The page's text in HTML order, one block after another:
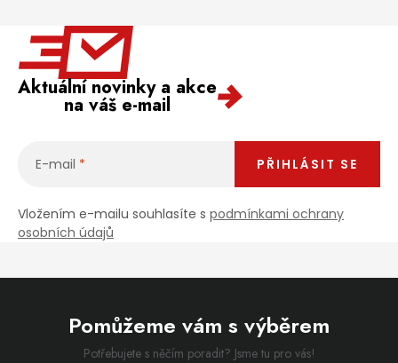
Aktuální novinky a akce
na váš e-mail
E-mail
Vložením e-mailu souhlasíte s podmínkami ochrany
osobních údajů
PŘIHLÁSIT SE
Pomůžeme vám s výběrem
Potřebujete s něčím poradit? Jsme tu pro vás!